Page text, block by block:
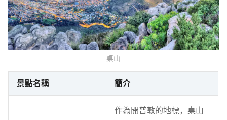
桌山
景點名稱 簡介
作為開普敦的地標，桌山